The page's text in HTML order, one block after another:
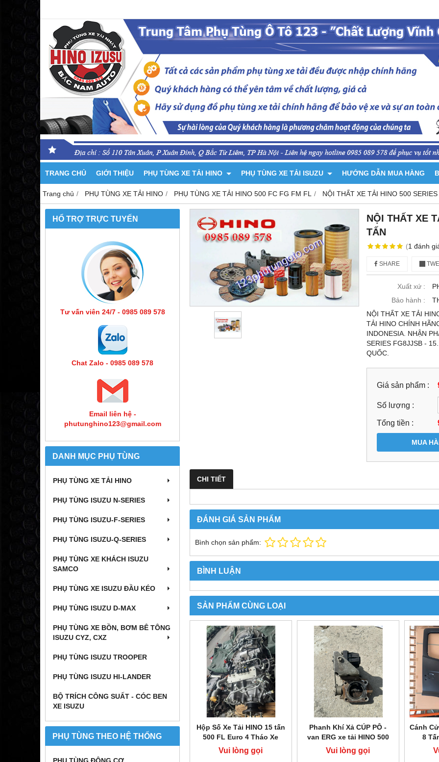
TRANG CHỦ GIỚI THIỆU PHỤ TÙNG XE TẢI HINO PHỤ TÙNG XE TẢI ISUZU HƯỚNG DẪN MUA HÀNG
Trang chủ PHỤ TÙNG XE TẢI HINO PHỤ TÙNG XE TẢI HINO 500 FC FG FM FL NỘI THẤT XE TẢI HINO 500
HỔ TRỢ TRỰC TUYẾN
Tư vấn viên 24/7 - 0985 089 578
Chat Zalo - 0985 089 578
Email liên hệ -
phutunghino123@gmail.com
DANH MỤC PHỤ TÙNG
PHỤ TÙNG XE TẢI HINO
PHỤ TÙNG ISUZU N-SERIES
PHỤ TÙNG ISUZU-F-SERIES
PHỤ TÙNG ISUZU-Q-SERIES
PHỤ TÙNG XE KHÁCH ISUZU
SAMCO
PHỤ TÙNG XE ISUZU ĐẦU KÉO
PHỤ TÙNG ISUZU D-MAX
PHỤ TÙNG XE BỒN, BƠM BÊ TÔNG
ISUZU CYZ, CXZ
PHỤ TÙNG ISUZU TROOPER
PHỤ TÙNG ISUZU HI-LANDER
BỘ TRÍCH CÔNG SUẤT - CÓC BEN
XE ISUZU
PHỤ TÙNG THEO HỆ THỐNG
NỘI THẤT XE
TẤN
(1 đánh
SHARE
Xuất xứ :
Bảo hành :
NỘI THẤT XE TẢI
TẢI HINO CHÍNH
INDONESIA. NHẬN
SERIES FG8JJSB -
QUỐC.
Giá sản phẩm :
Số lượng :
Tổng tiền :
MUA
CHI TIẾT
ĐÁNH GIÁ SẢN PHẨM
Bình chọn sản phẩm:
BÌNH LUẬN
SẢN PHẨM CÙNG LOẠI
Hộp Số Xe Tải HINO 15 tấn
500 FL Euro 4 Tháo Xe
Vui lòng gọi
Phanh Khí Xả CÚP PÔ -
van ERG xe tải HINO 500
Euro 4
Vui lòng gọi
Cánh
8